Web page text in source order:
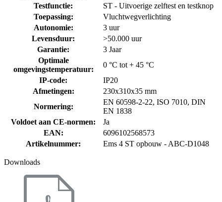
Testfunctie:
ST - Uitvoerige zelftest en testknop
Toepassing:
Vluchtwegverlichting
Autonomie:
3 uur
Levensduur:
>50.000 uur
Garantie:
3 Jaar
Optimale
omgevingstemperatuur:
0 °C tot + 45 °C
IP-code:
IP20
Afmetingen:
230x310x35 mm
Normering:
EN 60598-2-22, ISO 7010, DIN
EN 1838
Voldoet aan CE-normen:
Ja
EAN:
6096102568573
Artikelnummer: Ems 4 ST opbouw - ABC-D1048
Downloads